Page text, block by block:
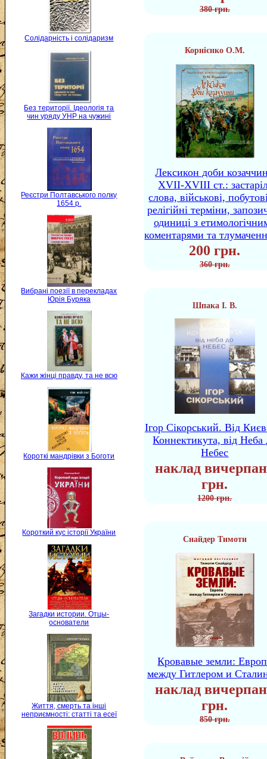
Солідарність і солідаризм
Без території. Ідеологія та
чин уряду УНР на чужині
Реєстри Полтавського полку
1654 р.
Вибрані поезії в перекладах
Юрія Буряка
Кажи жінці правду, та не всю
Короткі мандрівки з Боготи
Короткий кус історії України
Загадки истории. Отцы-
основатели
Життя, смерть та інші
неприємності: статті та есеї
380 грн.
Корнієнко О.М.
Лексикон доби
XVII-XVIII ст.:
слова, військові,
релігійні терміни,
одиниці з
коментарями та
200 грн.
360 грн.
Шпака І. В.
Ігор Сікорський. Від
Коннектикута, від Неба
Небес
наклад
грн.
1200 грн.
Снайдер Тимоти
Кровавые земли:
между Гитлером и
наклад
грн.
850 грн.